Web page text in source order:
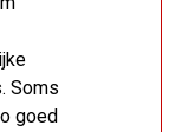
Soms
goed